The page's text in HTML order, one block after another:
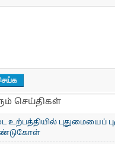
செய்திகள்
உற்பத்தியில் புதுமையைப்